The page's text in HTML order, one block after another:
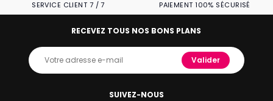
SERVICE CLIENT 7 / 7 PAIEMENT 100% SÉCURISÉ
SUIVEZ-NOUS
RECEVEZ TOUS NOS BONS PLANS
Valider